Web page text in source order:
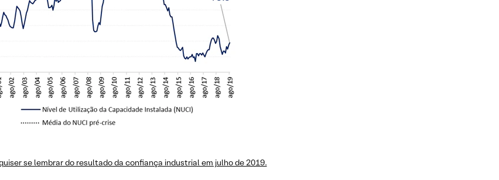
se lembrar do resultado da confiança industrial em julho de 2019.